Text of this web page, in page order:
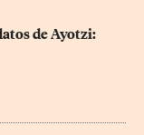
de Ayotzi: